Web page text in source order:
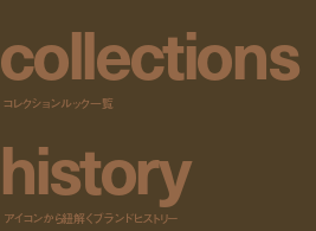
collections
コレクションルック一覧
history
アイコンから紐解くブランドヒストリー